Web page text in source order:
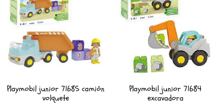
Playmobil junior 71685 camión
volquete
Playmobil junior 71684
excavadora